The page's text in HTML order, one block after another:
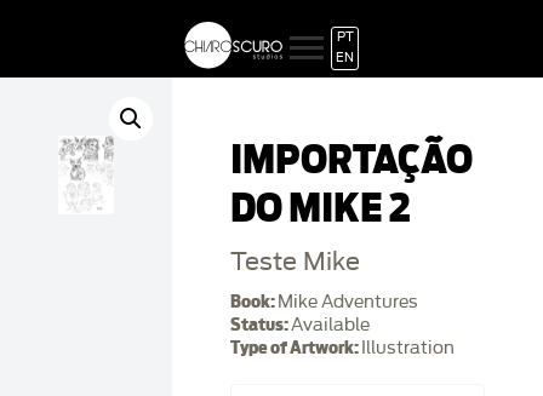
PT
EN
IMPORTAÇÃO
DO MIKE 2
Teste Mike
Book: Mike Adventures
Status:Available
Type of Artwork: Illustration